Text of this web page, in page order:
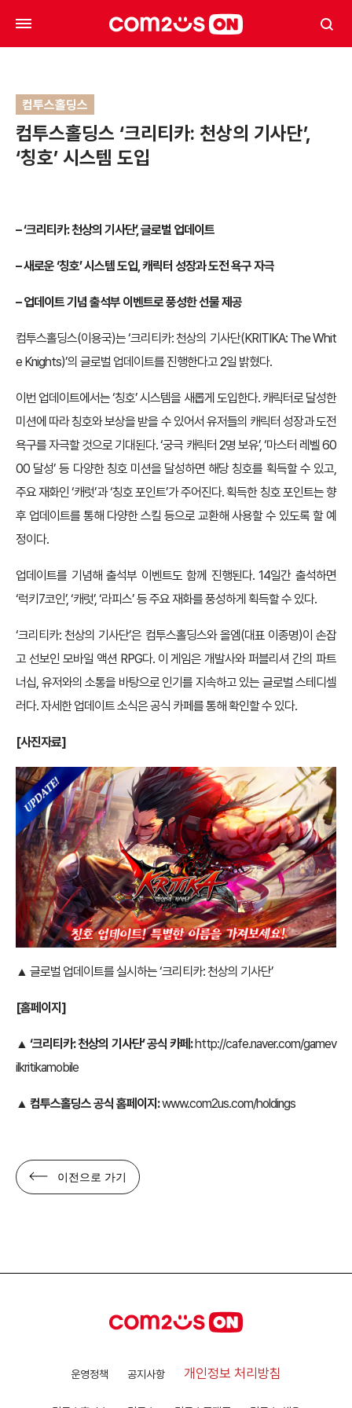
컴투스홀딩스
컴투스홀딩스 ‘크리티카: 천상의 기사단’,
‘칭호’ 시스템 도입
– ‘크리티카: 천상의 기사단’, 글로벌 업데이트
– 새로운 ‘칭호’ 시스템 도입, 캐릭터 성장과 도전 욕구 자극
– 업데이트 기념 출석부 이벤트로 풍성한 선물 제공
컴투스홀딩스(이용국)는 ‘크리티카: 천상의 기사단(KRITIKA: The Whit
e Knights)’의 글로벌 업데이트를 진행한다고 2일 밝혔다.
이번 업데이트에서는 ‘칭호’ 시스템을 새롭게 도입한다. 캐릭터로 달성한
미션에 따라 칭호와 보상을 받을 수 있어서 유저들의 캐릭터 성장과 도전
욕구를 자극할 것으로 기대된다. ‘궁극 캐릭터 2명 보유’, ‘마스터 레벨 60
00 달성’ 등 다양한 칭호 미션을 달성하면 해당 칭호를 획득할 수 있고,
주요 재화인 ‘캐럿’과 ‘칭호 포인트’가 주어진다. 획득한 칭호 포인트는 향
후 업데이트를 통해 다양한 스킬 등으로 교환해 사용할 수 있도록 할 예
정이다.
업데이트를 기념해 출석부 이벤트도 함께 진행된다. 14일간 출석하면
‘럭키7코인’, ‘캐럿’, ‘라피스’ 등 주요 재화를 풍성하게 획득할 수 있다.
‘크리티카: 천상의 기사단’은 컴투스홀딩스와 올엠(대표 이종명)이 손잡
고 선보인 모바일 액션 RPG다. 이 게임은 개발사와 퍼블리셔 간의 파트
너십, 유저와의 소통을 바탕으로 인기를 지속하고 있는 글로벌 스테디셀
러다. 자세한 업데이트 소식은 공식 카페를 통해 확인할 수 있다.
[사진자료]
▲ 글로벌 업데이트를 실시하는 ‘크리티카: 천상의 기사단’
[홈페이지]
▲ ‘크리티카: 천상의 기사단’ 공식 카페:http://cafe.naver.com/gamev
ilkritikamobile
▲ 컴투스홀딩스 공식 홈페이지:www.com2us.com/holdings
이전으로 가기
운영정책 공지사항 개인정보 처리방침